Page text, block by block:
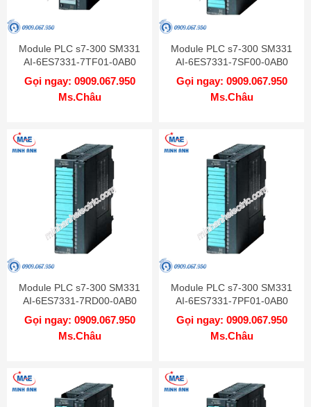
Module PLC s7-300 SM331
AI-6ES7331-7TF01-0AB0
Gọi ngay: 0909.067.950
Ms.Châu
Module PLC s7-300 SM331
AI-6ES7331-7SF00-0AB0
Gọi ngay: 0909.067.950
Ms.Châu
Module PLC s7-300 SM331
AI-6ES7331-7RD00-0AB0
Gọi ngay: 0909.067.950
Ms.Châu
Module PLC s7-300 SM331
AI-6ES7331-7PF01-0AB0
Gọi ngay: 0909.067.950
Ms.Châu